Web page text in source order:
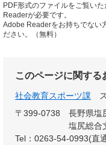
PDF形式のファイルをご覧い
Readerが必要です。
Adobe Readerをお持ちでない
ださい。（無料）
このページに関する
社会教育スポーツ課
〒399-0738
長野県塩
塩尻総合
Tel：0263-54-0993(直